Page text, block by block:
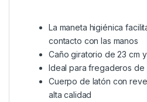
La maneta higiénica
contacto con las manos
Caño giratorio de 23 cm
Ideal para fregaderos de
Cuerpo de latón con
alta calidad